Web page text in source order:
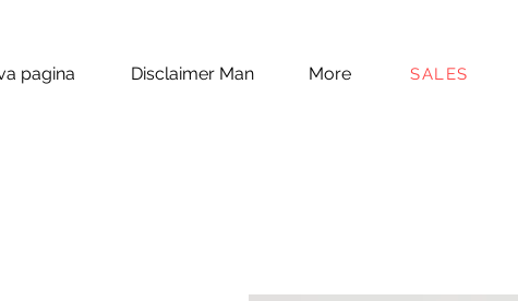
pagina Disclaimer Man More SALES